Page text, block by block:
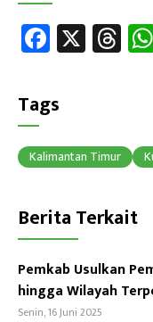
Fa
ce
b
o
ok
X T
hr
Tags
Kalimantan Timur
Berita Terkait
Pemkab Usulkan
hingga Wilayah
Senin, 16 Juni 2025